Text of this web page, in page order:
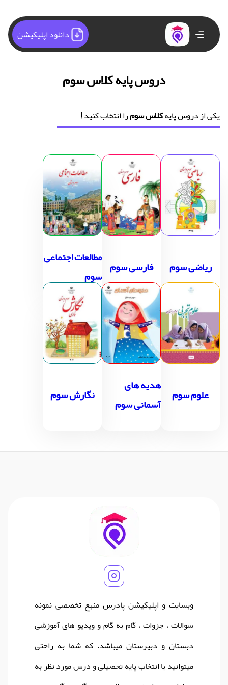
دانلود اپلیکیشن
دروس پایه کلاس سوم
یکی از دروس پایهکلاس سومرا انتخاب کنید !
ریاضی سوم فارسی سوم مطالعات اجتماعی
سوم
علوم سوم هدیه های
آسمانی سوم
نگارش سوم
وبسایت و اپلیکیشن پادرس منبع تخصصی نمونه
سوالات ، جزوات ، گام به گام و ویدیو های آموزشی
دبستان و دبیرستان میباشد. که شما به راحتی
میتوانید با انتخاب پایه تحصیلی و درس مورد نظر به